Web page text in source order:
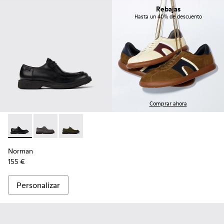
Norman - K100999-001 - Zapatos de piel negros para
Norman - K100999-005
Norman - K100999-002
Norman
155 €
Personalizar
Rebajas
Hasta un 40% de descuento
Comprar ahora